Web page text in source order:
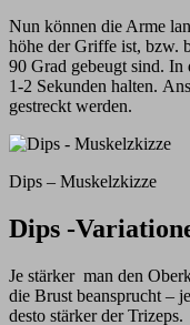
Nun können die Arme
höhe der Griffe ist, bzw.
90 Grad gebeugt sind.
1-2 Sekunden halten.
gestreckt werden.
Dips – Muskelzkizze
Dips -
Je stärker man den
die Brust beansprucht –
desto stärker der Trizeps.